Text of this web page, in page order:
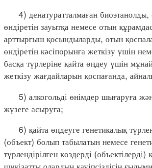
4) денатуратталмаған
өндіретін зауытқа немесе отын
арттырғыш қосындыларды, отын
өндіретін кәсіпорынға жеткізу үшін
басқа түрлеріне қайта өңдеу үшін
жеткізу жағдайларын қоспағанда,
5) алкогольді өнімдер шығаруға
жүзеге асыруға;
6) қайта өңдеуге генетикалық
(объект) болып табылатын немесе
түрлендірілген көздерді (объектілерді)